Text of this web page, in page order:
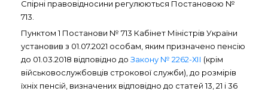
Спірні правовідносини регулюються Постановою №
713.
Пунктом 1 Постанови № 713 Кабінет Міністрів України
установив з 01.07.2021 особам, яким призначено пенсію
до 01.03.2018 відповідно до Закону № 2262-ХІІ (крім
військовослужбовців строкової служби), до розмірів
їхніх пенсій, визначених відповідно до статей 13, 21 і 36